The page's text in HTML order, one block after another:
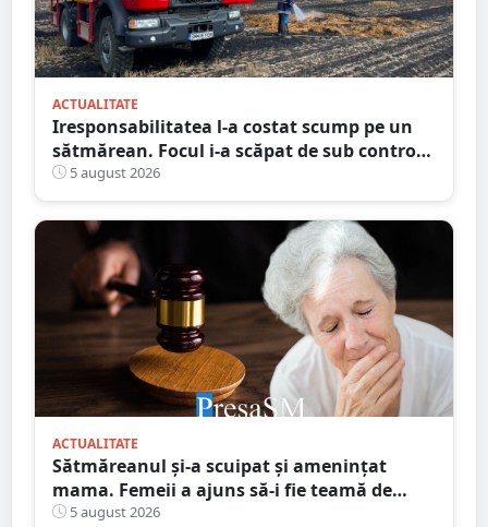
ACTUALITATE
Iresponsabilitatea l-a costat scump pe un
sătmărean. Focul i-a scăpat de sub control.
La un pas să producă pagube majore
5 august 2026
ACTUALITATE
Sătmăreanul și-a scuipat și amenințat
mama. Femeii a ajuns să-i fie teamă de
propriul fiu. Ce au decis magistrații
5 august 2026